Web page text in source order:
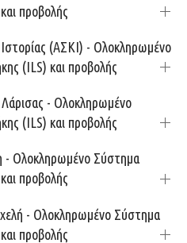
προβολής
(ΑΣΚΙ) - Ολοκληρωμένο
(ILS) και προβολής
Λάρισας - Ολοκληρωμένο
(ILS) και προβολής
- Ολοκληρωμένο Σύστημα
προβολής
- Ολοκληρωμένο Σύστημα
προβολής